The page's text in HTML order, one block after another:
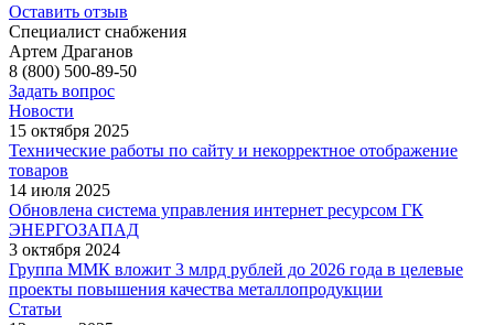
Оставить отзыв
Специалист снабжения
Артем Драганов
8 (800) 500-89-50
Задать вопрос
Новости
15 октября 2025
Технические работы по сайту и некорректное отображение
товаров
14 июля 2025
Обновлена система управления интернет ресурсом ГК
ЭНЕРГОЗАПАД
3 октября 2024
Группа ММК вложит 3 млрд рублей до 2026 года в целевые
проекты повышения качества металлопродукции
Статьи